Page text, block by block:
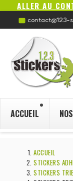
ALLER AU
contact@123-
ACCUEIL
ACCUEIL
STICKERS
STICKERS